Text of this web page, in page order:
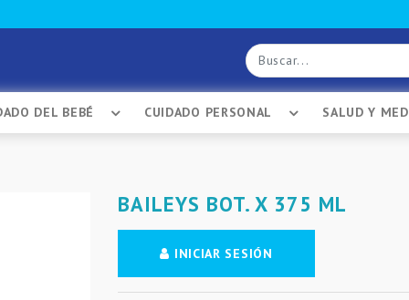
DEL BEBÉ CUIDADO PERSONAL SALUD Y
BAILEYS BOT. X 375 ML
INICIAR SESIÓN